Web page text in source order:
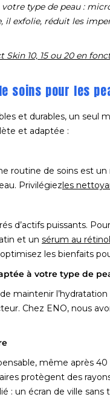
votre type de peau :
il exfolie, réduit les
10, 15 ou 20 en
soins pour les
et durables, un seul
et adaptée :
routine de soins est
Privilégiezles
d’actifs puissants.
et un sérum au rétinol
les bienfaits
à votre type de
maintenir
Chez ENO, nous
même après
protègent des
: un écran de ville